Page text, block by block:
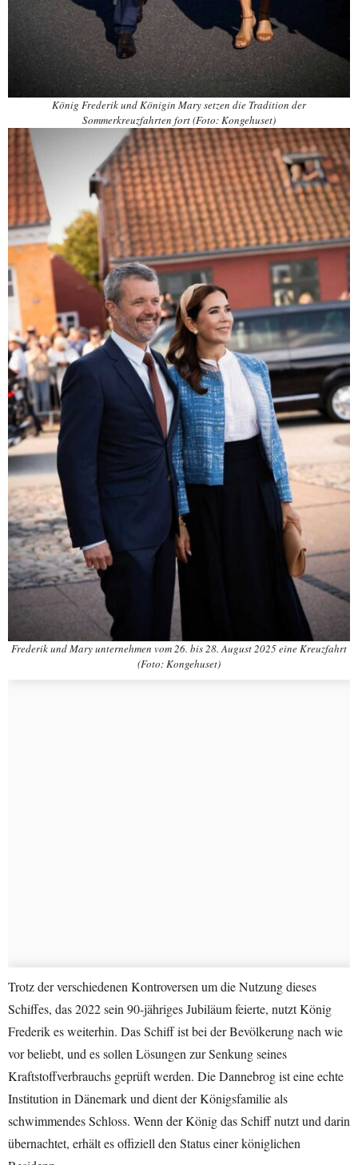
König Frederik und Königin Mary setzen die Tradition der
Sommerkreuzfahrten fort (Foto: Kongehuset)
Frederik und Mary unternehmen vom 26. bis 28. August 2025 eine Kreuzfahrt
(Foto: Kongehuset)
Trotz der verschiedenen Kontroversen um die Nutzung dieses
Schiffes, das 2022 sein 90-jähriges Jubiläum feierte, nutzt König
Frederik es weiterhin. Das Schiff ist bei der Bevölkerung nach wie
vor beliebt, und es sollen Lösungen zur Senkung seines
Kraftstoffverbrauchs geprüft werden. Die Dannebrog ist eine echte
Institution in Dänemark und dient der Königsfamilie als
schwimmendes Schloss. Wenn der König das Schiff nutzt und darin
übernachtet, erhält es offiziell den Status einer königlichen